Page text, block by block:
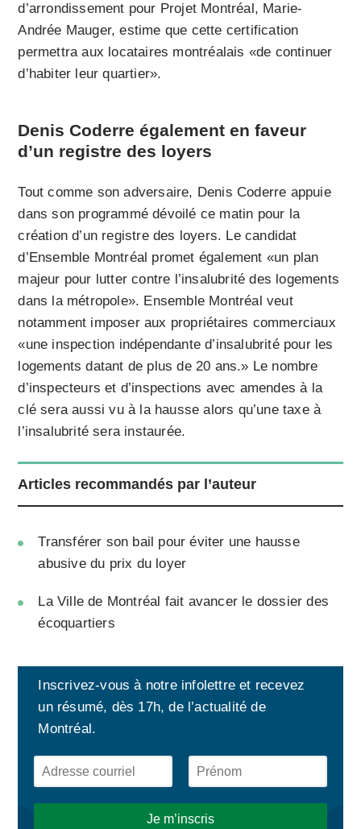
d’arrondissement pour Projet Montréal, Marie-
Andrée Mauger, estime que cette certification
permettra aux locataires montréalais «de continuer
d’habiter leur quartier».
Denis Coderre également en faveur
d’un registre des loyers
Tout comme son adversaire, Denis Coderre appuie
dans son programmé dévoilé ce matin pour la
création d’un registre des loyers. Le candidat
d’Ensemble Montréal promet également «un plan
majeur pour lutter contre l’insalubrité des logements
dans la métropole». Ensemble Montréal veut
notamment imposer aux propriétaires commerciaux
«une inspection indépendante d’insalubrité pour les
logements datant de plus de 20 ans.» Le nombre
d’inspecteurs et d’inspections avec amendes à la
clé sera aussi vu à la hausse alors qu’une taxe à
l’insalubrité sera instaurée.
Articles recommandés par l’auteur
Transférer son bail pour éviter une hausse
abusive du prix du loyer
La Ville de Montréal fait avancer le dossier des
écoquartiers
Inscrivez-vous à notre infolettre et recevez
un résumé, dès 17h, de l’actualité de
Montréal.